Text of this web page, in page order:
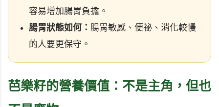
容易增加腸胃負擔。
腸胃狀態如何： 腸胃敏感、便祕、消化較慢
的人要更保守。
芭樂籽的營養價值：不是主角，但也